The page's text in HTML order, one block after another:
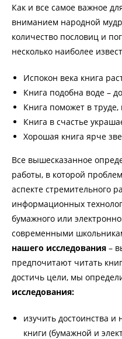
Как и все самое важное
вниманием народной
количество пословиц и
несколько наиболее
Испокон века книга
Книга подобна воде –
Книга поможет в
Книга в счастье
Хорошая книга ярче
Все вышесказанное
работы, в которой
аспекте стремительного
информационных
бумажного или
современными
нашего исследования –
предпочитают читать
достичь цели, мы
исследования:
изучить достоинства и
книги (бумажной и